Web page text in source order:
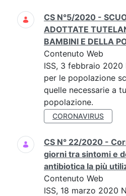
CS N°5/2020 -
ADOTTATE
BAMBINI E DELLA
Contenuto Web
ISS, 3 febbraio
per le popolazione
quelle necessarie a
popolazione.
CORONAVIRUS
CS N° 22/2020 -
giorni tra sintomi e
antibiotica la più
Contenuto Web
ISS, 18 marzo 2020